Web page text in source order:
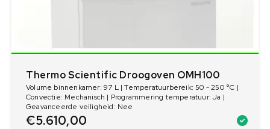
Thermo Scientific Droogoven OMH100
Volume binnenkamer: 97 L | Temperatuurbereik: 50 - 250 °C |
Convectie: Mechanisch | Programmering temperatuur: Ja |
Geavanceerde veiligheid: Nee
€5.610,00